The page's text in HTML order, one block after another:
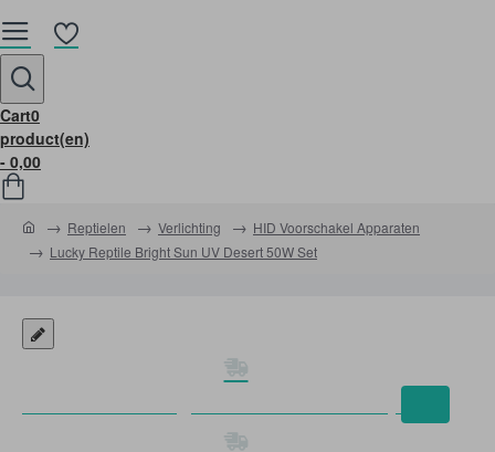
Cart0
product(en)
- 0,00
home Reptielen Verlichting
HID Voorschakel Apparaten
Lucky Reptile Bright Sun UV Desert 50W Set